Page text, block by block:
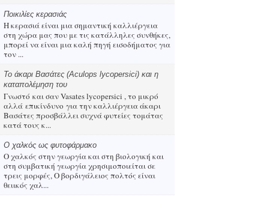
Ποικιλίες κερασιάς
Η κερασιά είναι μια σημαντική καλλιέργεια
στη χώρα μας που με τις κατάλληλες συνθήκες,
μπορεί να είναι μια καλή πηγή εισοδήματος για
τον ...
Το άκαρι Βασάτες (Aculops lycopersici) και η
καταπολέμηση του
Γνωστό και σαν Vasates lycopersici , το μικρό
αλλά επικίνδυνο για την καλλιέργεια άκαρι
Βασάτες προσβάλλει συχνά φυτείες τομάτας
κατά τους κ...
Ο χαλκός ως φυτοφάρμακο
Ο χαλκός στην γεωργία και στη βιολογική και
στη συμβατική γεωργία χρησιμοποιείται σε
τρεις μορφές, Ο βορδιγάλειος πολτός είναι
θειικός χαλ...